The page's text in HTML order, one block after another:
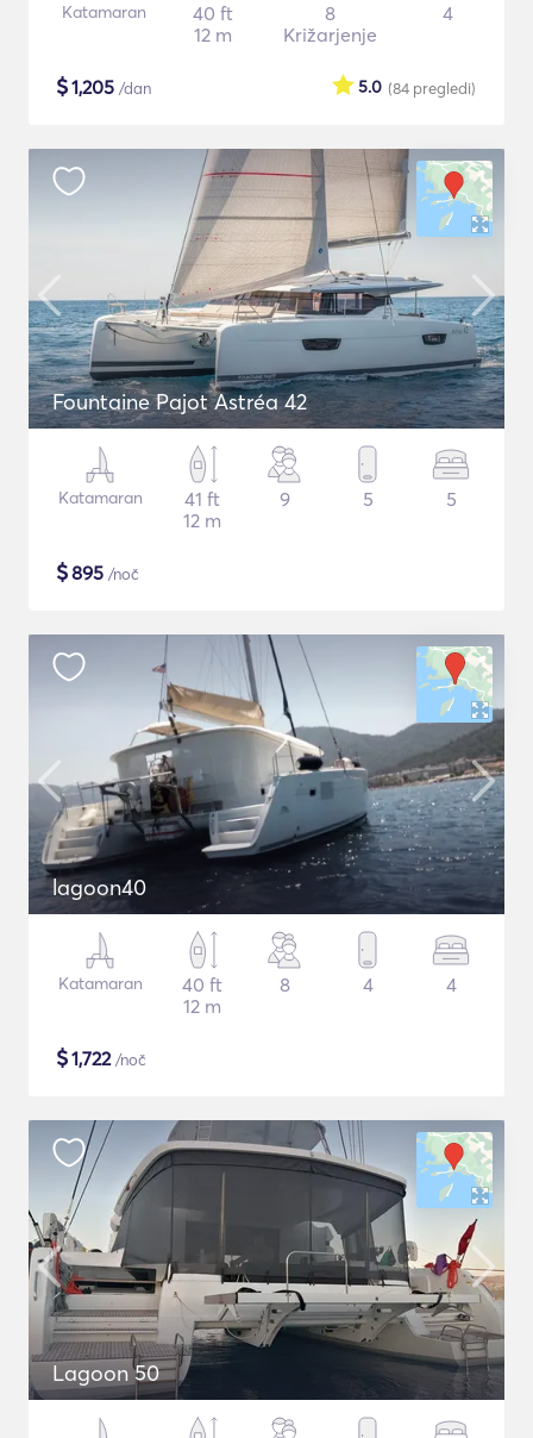
Katamaran
40 ft
12 m
8
Križarjenje
4
$1,205 /dan (84 pregledi)
5.0
Fountaine Pajot Astréa 42
Katamaran
41 ft
12 m
9 5 5
$895 /noč
lagoon40
Katamaran
40 ft
12 m
8 4 4
$1,722/noč
Lagoon 50